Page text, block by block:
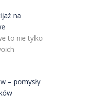
na
to nie tylko
– pomysły